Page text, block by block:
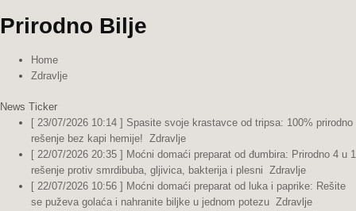
Prirodno Bilje
Home
Zdravlje
News Ticker
[ 23/07/2026 10:14 ] Spasite svoje krastavce od tripsa: 100% prirodno
rešenje bez kapi hemije! Zdravlje
[ 22/07/2026 20:35 ] Moćni domaći preparat od đumbira: Prirodno 4 u 1
rešenje protiv smrdibuba, gljivica, bakterija i plesni Zdravlje
[ 22/07/2026 10:56 ] Moćni domaći preparat od luka i paprike: Rešite
se puževa golaća i nahranite biljke u jednom potezu Zdravlje